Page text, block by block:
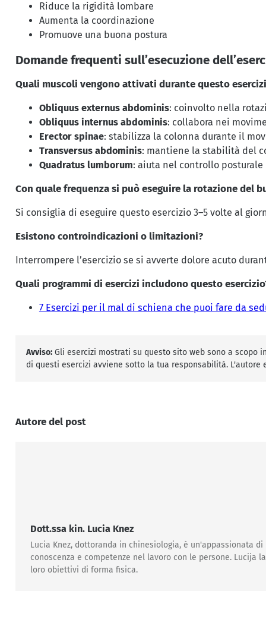
Riduce la rigidità lombare
Aumenta la coordinazione
Promuove una buona postura
Domande frequenti sull’esecuzione
Quali muscoli vengono attivati durante questo
Obliquus externus abdominis: coinvolto nella
Obliquus internus abdominis: collabora nei
Erector spinae: stabilizza la colonna durante il
Transversus abdominis: mantiene la stabilità del
Quadratus lumborum: aiuta nel controllo posturale
Con quale frequenza si può eseguire la rotazione del
Si consiglia di eseguire questo esercizio 3–5 volte al
Esistono controindicazioni o limitazioni?
Interrompere l’esercizio se si avverte dolore acuto
Quali programmi di esercizi includono questo
7 Esercizi per il mal di schiena che puoi fare da
Avviso: Gli esercizi mostrati su questo sito web sono a scopo
di questi esercizi avviene sotto la tua responsabilità.
Autore del post
Dott.ssa kin. Lucia Knez
Lucia Knez, dottoranda in chinesiologia, è un'appassionata
conoscenza e competenze nel lavoro con le persone.
loro obiettivi di forma fisica.